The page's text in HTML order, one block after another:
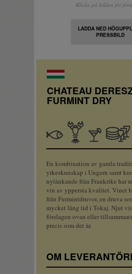
Klicka på bilden för
LADDA NED
PRESSBILD
CHATEAU
FURMINT DRY
En kombination av gamla
yrkeskunskap i Ungern samt
nytänkande från Frankrike har
vin av yppersta kvalitet. Vinet
från Furmintdruvor, en druva
mycket lång tid i Tokaj. Njut
förslagen ovan eller
precis som det är.
OM